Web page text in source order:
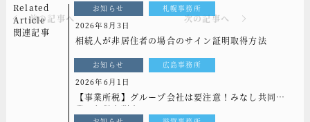
前の記事へ 次の記事へ
Related
Article
関連記事
お知らせ 札幌事務所
2026年8月3日
相続人が非居住者の場合のサイン証明取得方法
お知らせ 広島事務所
2026年6月1日
【事業所税】グループ会社は要注意！みなし共同事
業と免税点判定